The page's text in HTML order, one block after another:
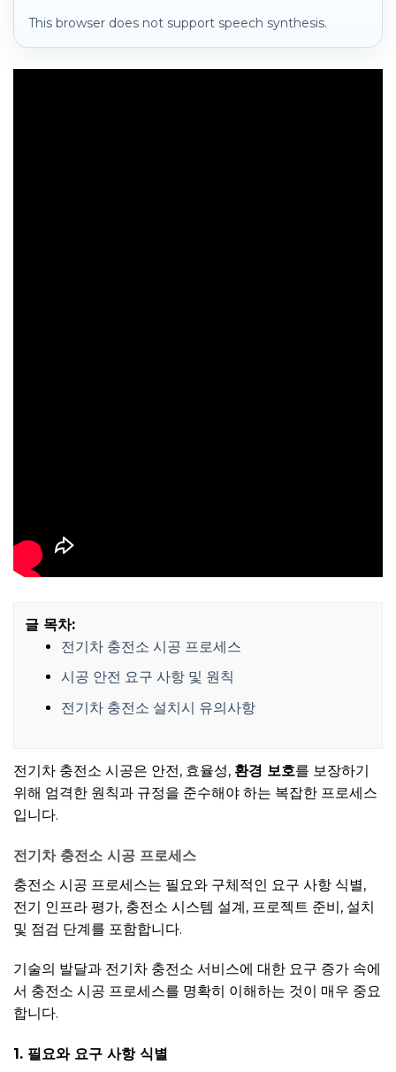
This browser does not support speech synthesis.
글 목차:
전기차 충전소 시공 프로세스
시공 안전 요구 사항 및 원칙
전기차 충전소 설치시 유의사항
전기차 충전소 시공은 안전, 효율성, 환경 보호를 보장하기
위해 엄격한 원칙과 규정을 준수해야 하는 복잡한 프로세스
입니다.
전기차 충전소 시공 프로세스
충전소 시공 프로세스는 필요와 구체적인 요구 사항 식별,
전기 인프라 평가, 충전소 시스템 설계, 프로젝트 준비, 설치
및 점검 단계를 포함합니다.
기술의 발달과 전기차 충전소 서비스에 대한 요구 증가 속에
서 충전소 시공 프로세스를 명확히 이해하는 것이 매우 중요
합니다.
1. 필요와 요구 사항 식별